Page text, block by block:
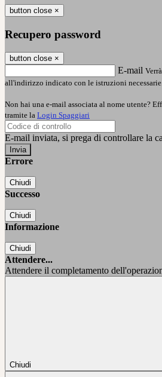
button close ×
Recupero password
button close ×
E-mail
all'indirizzo indicato con le istruzioni
Non hai una e-mail associata al nome utente?
tramite la Login Spaggiari
E-mail inviata, si prega di controllare la
Errore
Chiudi
Successo
Chiudi
Informazione
Chiudi
Attendere...
Attendere il completamento
Chiudi